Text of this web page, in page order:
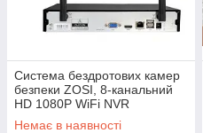
Система бездротових камер
безпеки ZOSI, 8-канальний
HD 1080P WiFi NVR
Немає в наявності